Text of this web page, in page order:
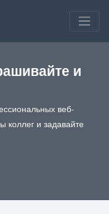
и
веб-
коллег и задавайте